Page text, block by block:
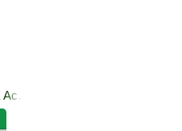
Защита картера Acerbis для Kawasaki KX250 21-24/KX450 19-23